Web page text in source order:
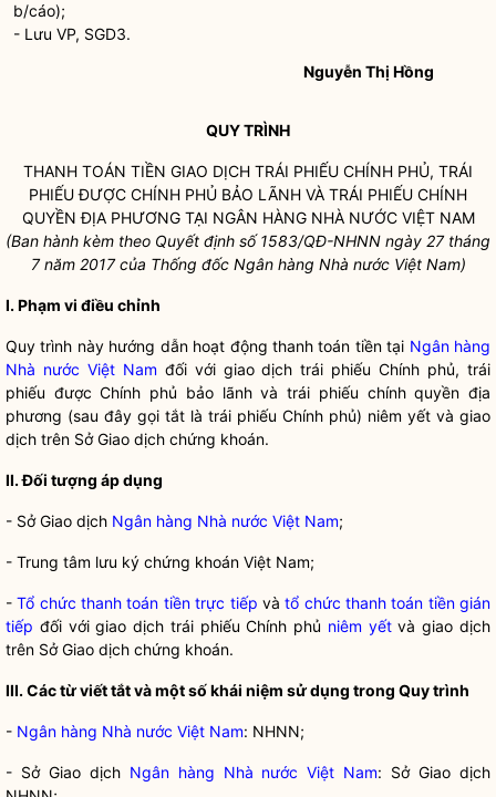
b/cáo);
- Lưu VP, SGD3.
Nguyễn Thị Hồng
QUY TRÌNH
THANH TOÁN TIỀN GIAO DỊCH TRÁI PHIẾU CHÍNH PHỦ, TRÁI
PHIẾU ĐƯỢC CHÍNH PHỦ BẢO LÃNH VÀ TRÁI PHIẾU CHÍNH
QUYỀN ĐỊA PHƯƠNG TẠI NGÂN HÀNG NHÀ NƯỚC VIỆT NAM
(Ban hành kèm theo Quyết định số1583/QĐ-NHNN ngày 27 tháng
7năm 2017 của Thống đốc Ngân hàng Nhà nướcViệt Nam)
I. Phạm vi điều chỉnh
Quy trình này hướng dẫn hoạt động thanh toán tiền tại Ngân hàng
Nhà nước Việt Nam đối với giao dịch trái phiếu Chính phủ, trái
phiếu được Chính phủ bảo lãnh và trái phiếu chính quyền địa
phương (sau đây gọi tắt là trái phiếu Chính phủ) niêm yết và giao
dịch trên Sở Giao dịch chứng khoán.
II. Đối tượng áp dụng
- Sở Giao dịch Ngân hàng Nhà nước Việt Nam;
- Trung tâm lưu ký chứng khoán Việt Nam;
-Tổ chức thanh toán tiền trực tiếp vàtổ chức thanh toán tiền gián
tiếp đối với giao dịch trái phiếu Chính phủ niêm yếtvà giao dịch
trên Sở Giao dịch chứng khoán.
III. Các từ viết tắt và một số khái niệm sử dụng trong Quy trình
- Ngân hàng Nhà nước Việt Nam: NHNN;
- Sở Giao dịch Ngân hàng Nhà nước Việt Nam: Sở Giao dịch